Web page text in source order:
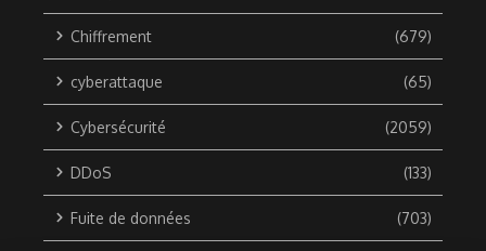
Chiffrement (679)
cyberattaque (65)
Cybersécurité (2059)
DDoS (133)
Fuite de données (703)